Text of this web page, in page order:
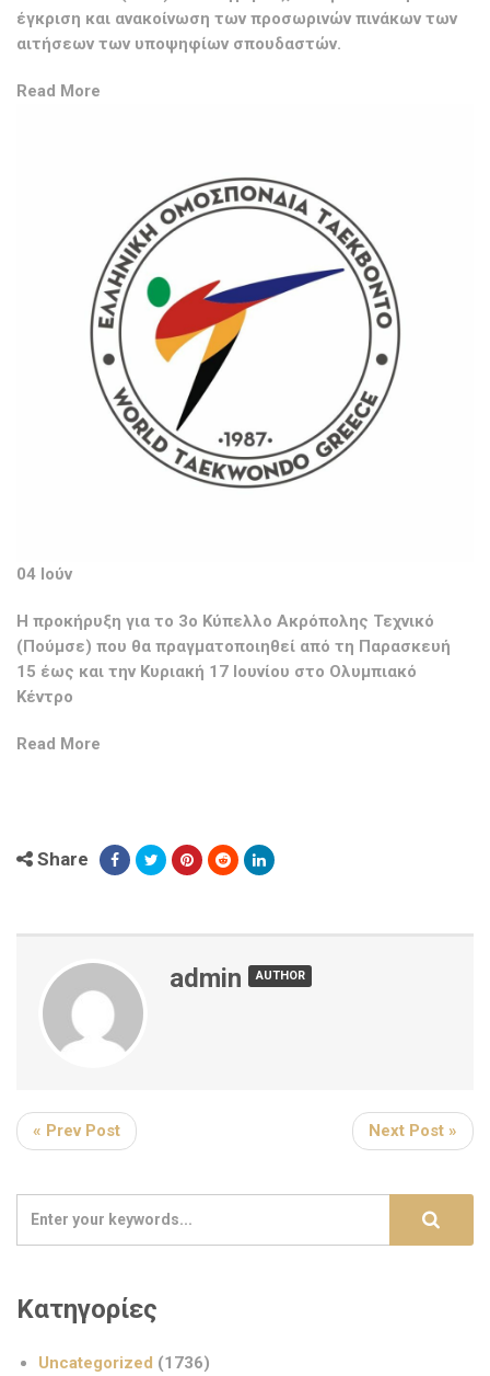
έγκριση και ανακοίνωση των προσωρινών πινάκων των
αιτήσεων των υποψηφίων σπουδαστών.
Read More
04 Ιούν
Η προκήρυξη για το 3ο Κύπελλο Ακρόπολης Τεχνικό
(Πούμσε) που θα πραγματοποιηθεί από τη Παρασκευή
15 έως και την Κυριακή 17 Ιουνίου στο Ολυμπιακό
Κέντρο
Read More
Share
admin AUTHOR
« Prev Post Next Post »
Κατηγορίες
Uncategorized (1736)